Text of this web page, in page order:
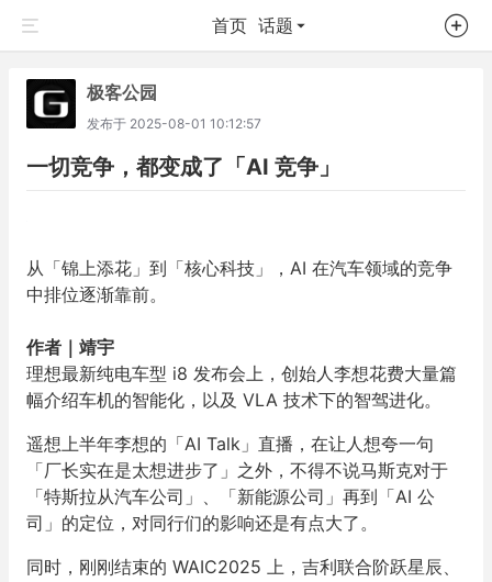
首页 话题
极客公园
发布于 2025-08-01 10:12:57
一切竞争，都变成了「AI 竞争」
从「锦上添花」到「核心科技」，AI 在汽车领域的竞争
中排位逐渐靠前。
作者｜靖宇
理想最新纯电车型 i8 发布会上 ，创始人李想花费大量篇
幅介绍车机的智能化，以及 VLA 技术下的智驾进化。
遥想上半年李想的「AI Talk」直播，在让人想夸一句
「厂长实在是太想进步了」之外，不得不说马斯克对于
「特斯拉从汽车公司」、「新能源公司」再到「AI 公
司」的定位，对同行们的影响还是有点大了。
同时，刚刚结束的 WAIC2025 上，吉利联合阶跃星辰、